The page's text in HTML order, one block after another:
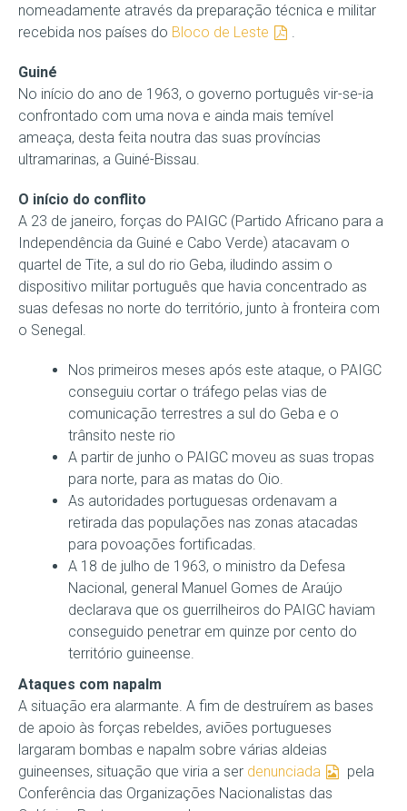
nomeadamente através da preparação técnica e militar
recebida nos países do Bloco de Leste
Guiné
No início do ano de 1963, o governo português vir-se-ia
confrontado com uma nova e ainda mais temível
ameaça, desta feita noutra das suas províncias
ultramarinas, a Guiné-Bissau.
O início do conflito
A 23 de janeiro, forças do PAIGC (Partido Africano para a
Independência da Guiné e Cabo Verde) atacavam o
quartel de Tite, a sul do rio Geba, iludindo assim o
dispositivo militar português que havia concentrado as
suas defesas no norte do território, junto à fronteira com
o Senegal.
Nos primeiros meses após este ataque, o PAIGC
conseguiu cortar o tráfego pelas vias de
comunicação terrestres a sul do Geba e o
trânsito neste rio
A partir de junho o PAIGC moveu as suas tropas
para norte, para as matas do Oio.
As autoridades portuguesas ordenavam a
retirada das populações nas zonas atacadas
para povoações fortificadas.
A 18 de julho de 1963, o ministro da Defesa
Nacional, general Manuel Gomes de Araújo
declarava que os guerrilheiros do PAIGC haviam
conseguido penetrar em quinze por cento do
território guineense.
Ataques com napalm
A situação era alarmante. A fim de destruírem as bases
de apoio às forças rebeldes, aviões portugueses
largaram bombas e napalm sobre várias aldeias
guineenses, situação que viria a ser denunciada
pela
Conferência das Organizações Nacionalistas das